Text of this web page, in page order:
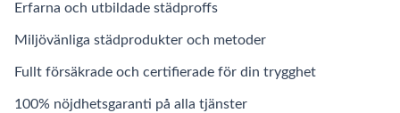
Erfarna och utbildade städproffs
Miljövänliga städprodukter och metoder
Fullt försäkrade och certifierade för din trygghet
100% nöjdhetsgaranti på alla tjänster